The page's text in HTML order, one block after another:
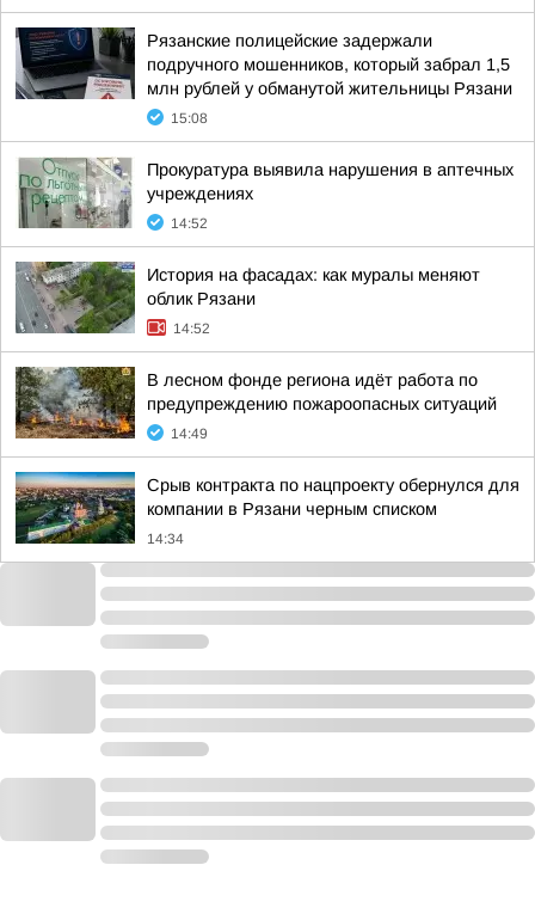
Рязанские полицейские задержали
подручного мошенников, который забрал 1,5
млн рублей у обманутой жительницы Рязани
15:08
Прокуратура выявила нарушения в аптечных
учреждениях
14:52
История на фасадах: как муралы меняют
облик Рязани
14:52
В лесном фонде региона идёт работа по
предупреждению пожароопасных ситуаций
14:49
Срыв контракта по нацпроекту обернулся для
компании в Рязани черным списком
14:34